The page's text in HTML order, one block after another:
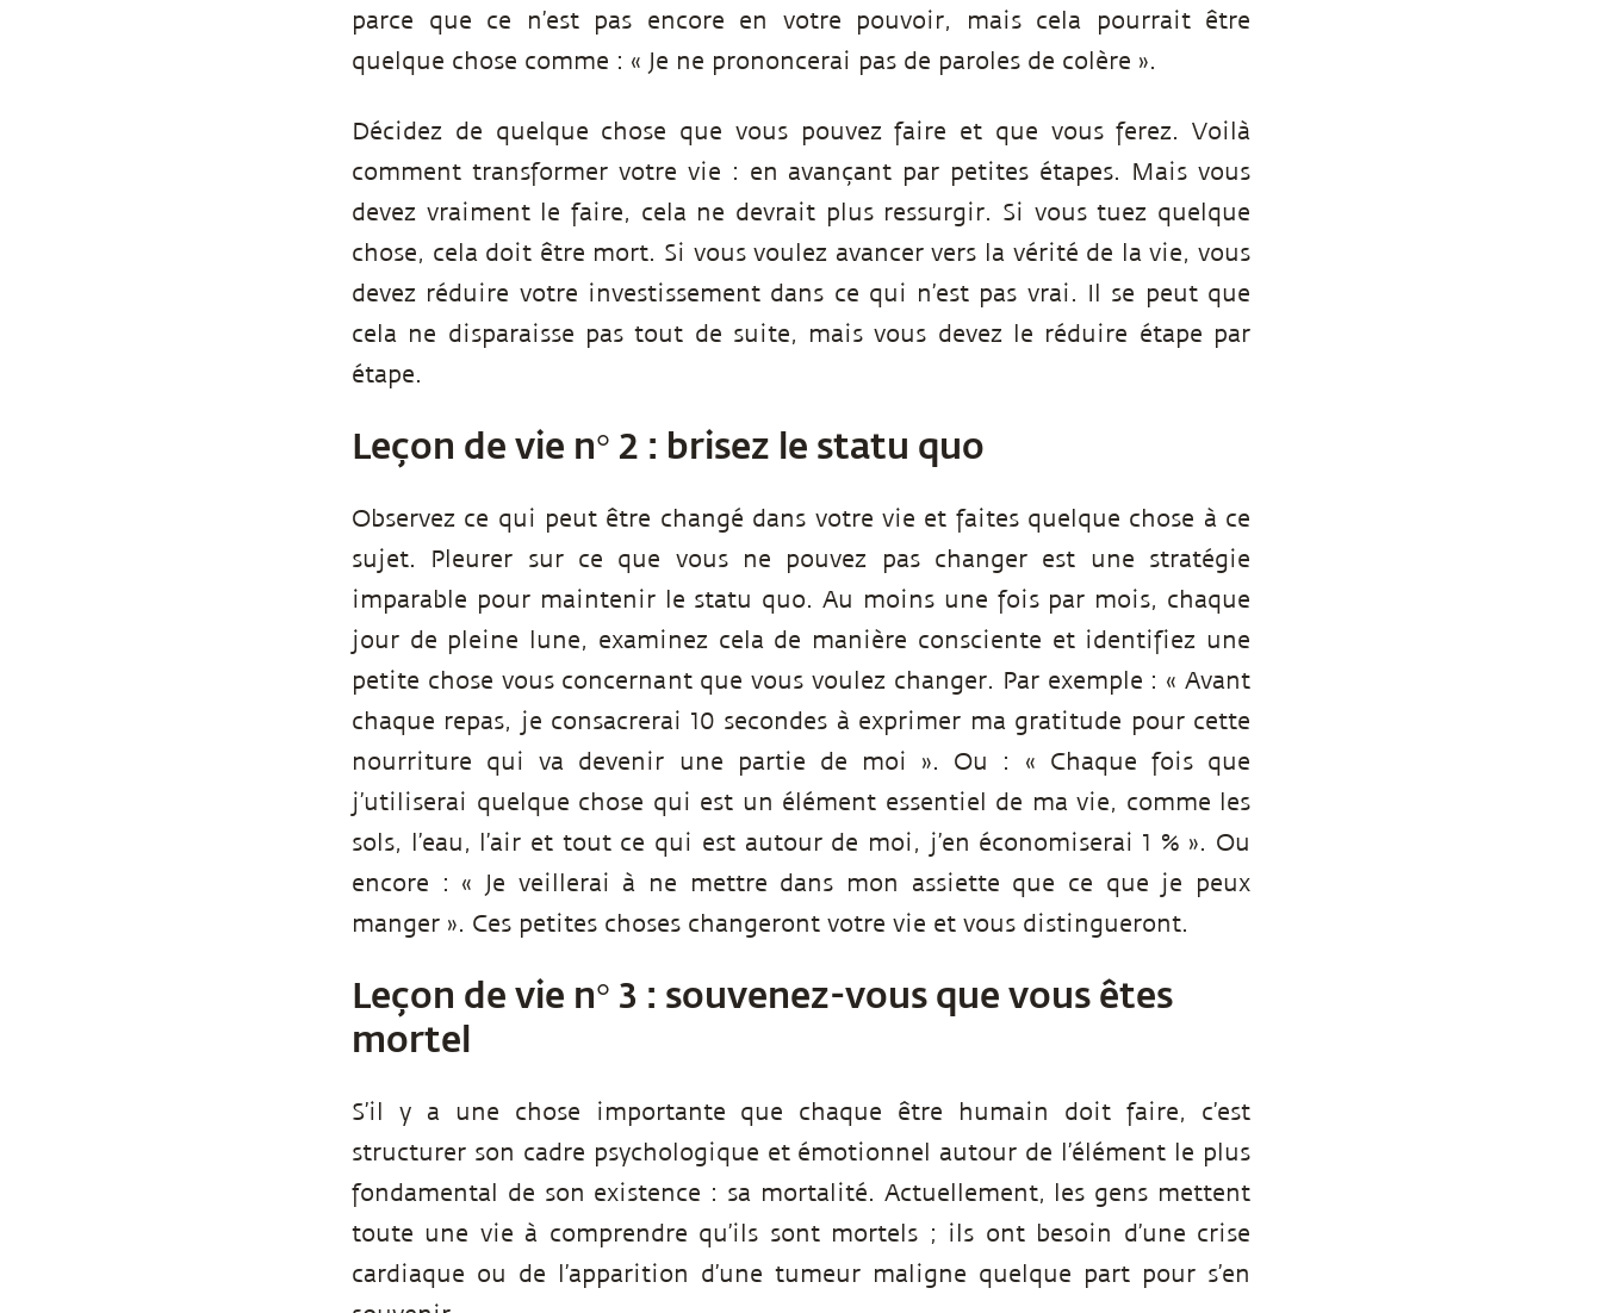
parce que ce n’est pas encore en votre pouvoir, mais cela pourrait être
quelque chose comme : « Je ne prononcerai pas de paroles de colère ».
Décidez de quelque chose que vous pouvez faire et que vous ferez. Voilà
comment transformer votre vie : en avançant par petites étapes. Mais vous
devez vraiment le faire, cela ne devrait plus ressurgir. Si vous tuez quelque
chose, cela doit être mort. Si vous voulez avancer vers la vérité de la vie, vous
devez réduire votre investissement dans ce qui n’est pas vrai. Il se peut que
cela ne disparaisse pas tout de suite, mais vous devez le réduire étape par
étape.
Leçon de vie n° 2 : brisez le statu quo
Observez ce qui peut être changé dans votre vie et faites quelque chose à ce
sujet. Pleurer sur ce que vous ne pouvez pas changer est une stratégie
imparable pour maintenir le statu quo. Au moins une fois par mois, chaque
jour de pleine lune, examinez cela de manière consciente et identifiez une
petite chose vous concernant que vous voulez changer. Par exemple : « Avant
chaque repas, je consacrerai 10 secondes à exprimer ma gratitude pour cette
nourriture qui va devenir une partie de moi ». Ou : « Chaque fois que
j’utiliserai quelque chose qui est un élément essentiel de ma vie, comme les
sols, l’eau, l’air et tout ce qui est autour de moi, j’en économiserai 1 % ». Ou
encore : « Je veillerai à ne mettre dans mon assiette que ce que je peux
manger ». Ces petites choses changeront votre vie et vous distingueront.
Leçon de vie n° 3 : souvenez-vous que vous êtes
mortel
S’il y a une chose importante que chaque être humain doit faire, c’est
structurer son cadre psychologique et émotionnel autour de l’élément le plus
fondamental de son existence : sa mortalité. Actuellement, les gens mettent
toute une vie à comprendre qu’ils sont mortels ; ils ont besoin d’une crise
cardiaque ou de l’apparition d’une tumeur maligne quelque part pour s’en